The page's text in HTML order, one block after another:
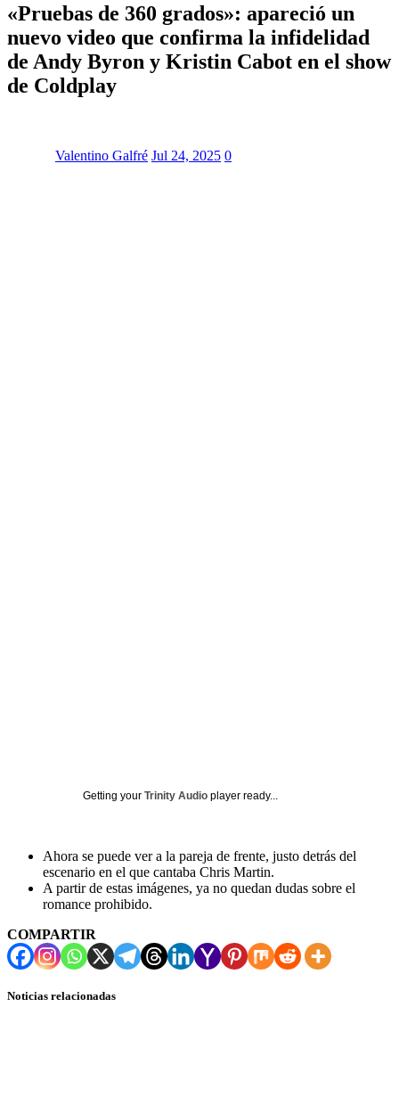
«Pruebas de 360 grados»: apareció un
nuevo video que confirma la infidelidad
de Andy Byron y Kristin Cabot en el show
de Coldplay
Valentino Galfré Jul 24, 2025 0
Getting your Trinity Audio player ready...
Ahora se puede ver a la pareja de frente, justo detrás del
escenario en el que cantaba Chris Martin.
A partir de estas imágenes, ya no quedan dudas sobre el
romance prohibido.
COMPARTIR
Noticias relacionadas